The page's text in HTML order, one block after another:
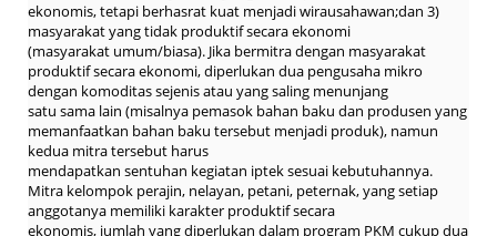
ekonomis, tetapi berhasrat kuat menjadi wirausahawan;dan 3)
masyarakat yang tidak produktif secara ekonomi
(masyarakat umum/biasa). Jika bermitra dengan masyarakat
produktif secara ekonomi, diperlukan dua pengusaha mikro
dengan komoditas sejenis atau yang saling menunjang
satu sama lain (misalnya pemasok bahan baku dan produsen yang
memanfaatkan bahan baku tersebut menjadi produk), namun
kedua mitra tersebut harus
mendapatkan sentuhan kegiatan iptek sesuai kebutuhannya.
Mitra kelompok perajin, nelayan, petani, peternak, yang setiap
anggotanya memiliki karakter produktif secara
ekonomis, jumlah yang diperlukan dalam program PKM cukup dua